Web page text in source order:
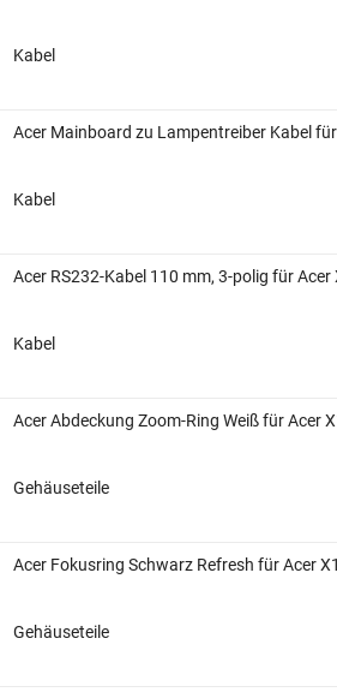
Kabel
Acer Mainboard zu Lampentreiber Kabel
Kabel
Acer RS232-Kabel 110 mm, 3-polig für Acer
Kabel
Acer Abdeckung Zoom-Ring Weiß für Acer
Gehäuseteile
Acer Fokusring Schwarz Refresh für Acer
Gehäuseteile